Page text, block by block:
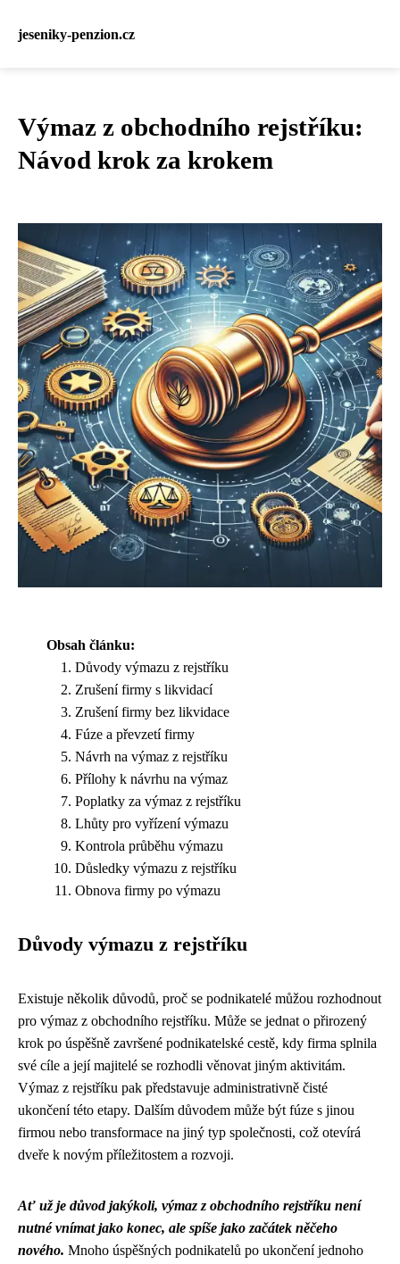
jeseniky-penzion.cz
Výmaz z obchodního rejstříku:
Návod krok za krokem
Obsah článku:
Důvody výmazu z rejstříku
Zrušení firmy s likvidací
Zrušení firmy bez likvidace
Fúze a převzetí firmy
Návrh na výmaz z rejstříku
Přílohy k návrhu na výmaz
Poplatky za výmaz z rejstříku
Lhůty pro vyřízení výmazu
Kontrola průběhu výmazu
Důsledky výmazu z rejstříku
Obnova firmy po výmazu
Důvody výmazu z rejstříku
Existuje několik důvodů, proč se podnikatelé můžou rozhodnout
pro výmaz z obchodního rejstříku. Může se jednat o přirozený
krok po úspěšně završené podnikatelské cestě, kdy firma splnila
své cíle a její majitelé se rozhodli věnovat jiným aktivitám.
Výmaz z rejstříku pak představuje administrativně čisté
ukončení této etapy. Dalším důvodem může být fúze s jinou
firmou nebo transformace na jiný typ společnosti, což otevírá
dveře k novým příležitostem a rozvoji.
Ať už je důvod jakýkoli, výmaz z obchodního rejstříku není
nutné vnímat jako konec, ale spíše jako začátek něčeho
nového. Mnoho úspěšných podnikatelů po ukončení jednoho